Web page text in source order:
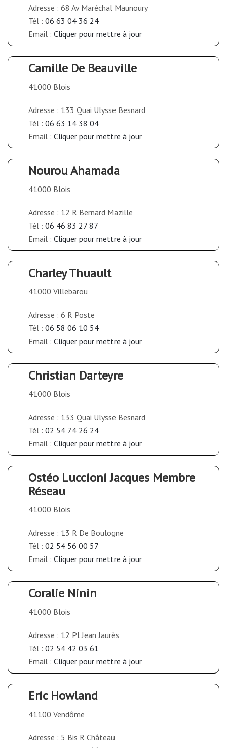
Adresse : 68 Av Maréchal Maunoury
Tél : 06 63 04 36 24
Email : Cliquer pour mettre à jour
Camille De Beauville
41000 Blois
Adresse : 133 Quai Ulysse Besnard
Tél : 06 63 14 38 04
Email : Cliquer pour mettre à jour
Nourou Ahamada
41000 Blois
Adresse : 12 R Bernard Mazille
Tél : 06 46 83 27 87
Email : Cliquer pour mettre à jour
Charley Thuault
41000 Villebarou
Adresse : 6 R Poste
Tél : 06 58 06 10 54
Email : Cliquer pour mettre à jour
Christian Darteyre
41000 Blois
Adresse : 133 Quai Ulysse Besnard
Tél : 02 54 74 26 24
Email : Cliquer pour mettre à jour
Ostéo Luccioni Jacques Membre
Réseau
41000 Blois
Adresse : 13 R De Boulogne
Tél : 02 54 56 00 57
Email : Cliquer pour mettre à jour
Coralie Ninin
41000 Blois
Adresse : 12 Pl Jean Jaurès
Tél : 02 54 42 03 61
Email : Cliquer pour mettre à jour
Eric Howland
41100 Vendôme
Adresse : 5 Bis R Château